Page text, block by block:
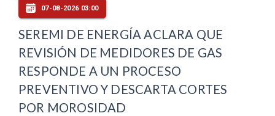
07-08-2026 03:00
SEREMI DE ENERGÍA ACLARA QUE
REVISIÓN DE MEDIDORES DE GAS
RESPONDE A UN PROCESO
PREVENTIVO Y DESCARTA CORTES
POR MOROSIDAD